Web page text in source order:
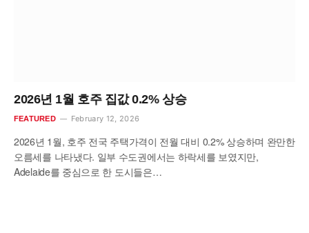
2026년 1월 호주 집값 0.2% 상승
FEATURED February 12, 2026
2026년 1월, 호주 전국 주택가격이 전월 대비 0.2% 상승하며 완만한
오름세를 나타냈다. 일부 수도권에서는 하락세를 보였지만,
Adelaide를 중심으로 한 도시들은…